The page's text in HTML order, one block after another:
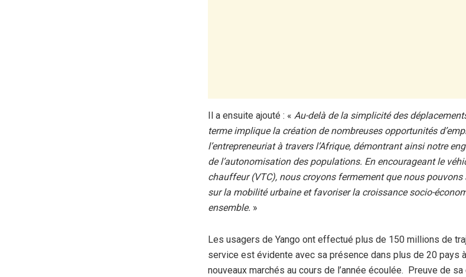
Il a ensuite ajouté : « Au-delà de la simplicité des
terme implique la création de nombreuses opportunités
l’entrepreneuriat à travers l’Afrique, démontrant ainsi notre
de l’autonomisation des populations. En encourageant le
chauffeur (VTC), nous croyons fermement que nous
sur la mobilité urbaine et favoriser la croissance socio-
ensemble. »
Les usagers de Yango ont effectué plus de 150 millions de
service est évidente avec sa présence dans plus de 20 pays
nouveaux marchés au cours de l’année écoulée. Preuve de